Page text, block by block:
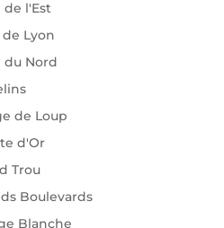
de l'Est
Lyon
du Nord
de Loup
d'Or
Trou
Boulevards
Blanche